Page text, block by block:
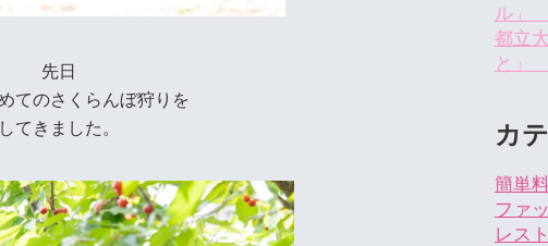
先日
てのさくらんぼ狩りを
てきました。
ル」
都立
と」
カ
簡単
ファ
レス